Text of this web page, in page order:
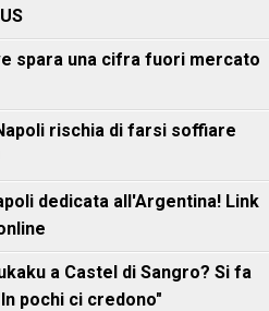
spara una cifra fuori mercato
rischia di farsi soffiare
dedicata all'Argentina! Link
a Castel di Sangro? Si fa
pochi ci credono"